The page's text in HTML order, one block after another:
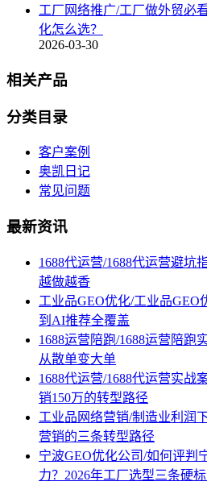
工厂网络推广/工厂做外贸必
化怎么选？
2026-03-30
相关产品
分类目录
客户案例
奥凯日记
常见问题
最新资讯
1688代运营/1688代运营避坑
越做越香
工业品GEO优化/工业品GEO
到AI推荐全覆盖
1688运营陪跑/1688运营陪跑
从散单变大单
1688代运营/1688代运营实战
销150万的转型路径
工业品网络营销/制造业利润
营销的三条转型路径
宁波GEO优化公司/如何评判
力？2026年工厂选型三条硬